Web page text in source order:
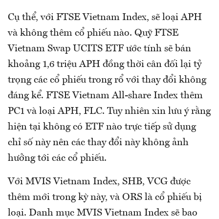
Cụ thể, với FTSE Vietnam Index, sẽ loại APH
và không thêm cổ phiếu nào. Quỹ FTSE
Vietnam Swap UCITS ETF ước tính sẽ bán
khoảng 1,6 triệu APH đồng thời cân đối lại tỷ
trọng các cổ phiếu trong rổ với thay đổi không
đáng kể. FTSE Vietnam All-share Index thêm
PC1 và loại APH, FLC. Tuy nhiên xin lưu ý rằng
hiện tại không có ETF nào trực tiếp sử dụng
chỉ số này nên các thay đổi này không ảnh
hưởng tới các cổ phiếu.
Với MVIS Vietnam Index, SHB, VCG được
thêm mới trong kỳ này, và ORS là cổ phiếu bị
loại. Danh mục MVIS Vietnam Index sẽ bao